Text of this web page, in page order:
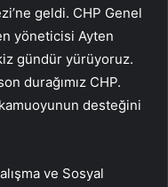
geldi. CHP Genel
yöneticisi Ayten
gündür yürüyoruz.
durağımız CHP.
desteğini
ve Sosyal